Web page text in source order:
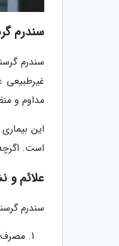
سندرم
مداوم و
است.
علائم و
سندرم